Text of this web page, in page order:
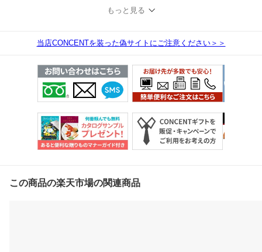
もっと見る
当店CONCENTを装った偽サイトにご注意ください＞＞
この商品の楽天市場の関連商品